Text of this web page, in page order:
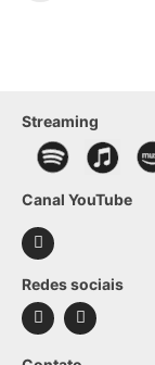
Streaming
Canal YouTube
Redes sociais